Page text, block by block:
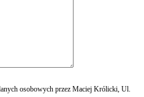
osobowych przez Maciej Królicki, Ul.